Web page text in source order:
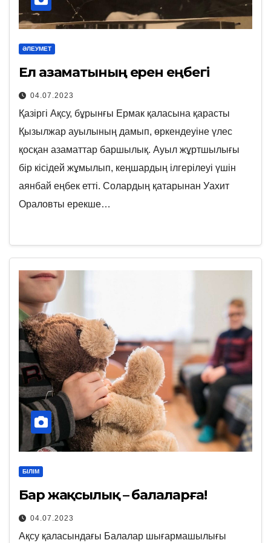
ӘЛЕУМЕТ
Ел азаматының ерен еңбегі
04.07.2023
Қазіргі Ақсу, бұрынғы Ермак қаласына қарасты
Қызылжар ауылының дамып, өркендеуіне үлес
қосқан азаматтар баршылық. Ауыл жұртшылығы
бір кісідей жұмылып, кеңшардың ілгерілеуі үшін
аянбай еңбек етті. Солардың қатарынан Уахит
Ораловты ерекше…
БІЛІМ
Бар жақсылық – балаларға!
04.07.2023
Ақсу қаласындағы Балалар шығармашылығы